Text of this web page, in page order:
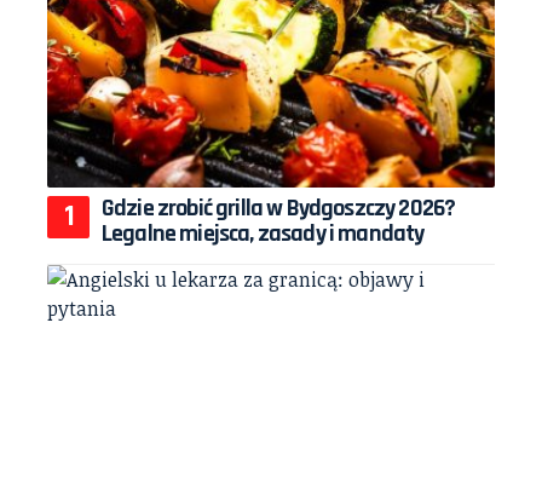
Gdzie zrobić grilla w Bydgoszczy 2026?
Legalne miejsca, zasady i mandaty